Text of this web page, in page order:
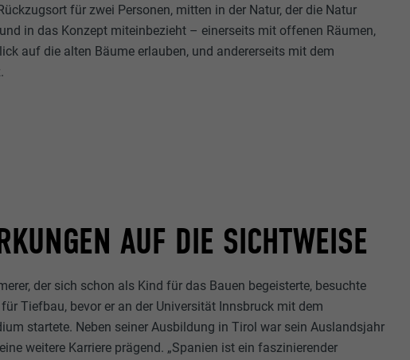
für zwei Personen, mitten in der Natur, der die Natur
in das Konzept miteinbezieht – einerseits mit offenen Räumen,
auf die alten Bäume erlauben, und andererseits mit dem
AUF DIE SICHTWEISE
der sich schon als Kind für das Bauen begeisterte, besuchte
Tiefbau, bevor er an der Universität Innsbruck mit dem
startete. Neben seiner Ausbildung in Tirol war sein Auslandsjahr
weitere Karriere prägend. „Spanien ist ein faszinierender